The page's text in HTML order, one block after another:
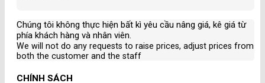
Chúng tôi không thực hiện bất kì yêu cầu nâng giá, kê giá từ
phía khách hàng và nhân viên.
We will not do any requests to raise prices, adjust prices from
both the customer and the staff
CHÍNH SÁCH